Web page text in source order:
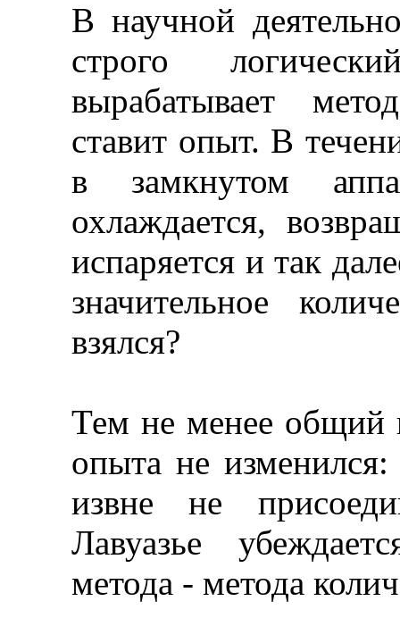
В научной
строго
вырабатывает
ставит опыт. В
в замкнутом
охлаждается,
испаряется и так
значительное
взялся?
Тем не менее общий
опыта не изменился:
извне не
Лавуазье
метода - метода